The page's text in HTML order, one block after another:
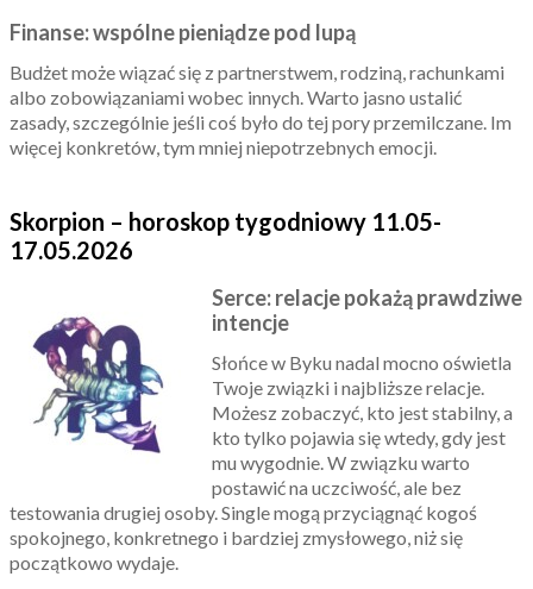
Finanse: wspólne pieniądze pod lupą
Budżet może wiązać się z partnerstwem, rodziną, rachunkami
albo zobowiązaniami wobec innych. Warto jasno ustalić
zasady, szczególnie jeśli coś było do tej pory przemilczane. Im
więcej konkretów, tym mniej niepotrzebnych emocji.
Skorpion – horoskop tygodniowy 11.05-
17.05.2026
Serce: relacje pokażą prawdziwe
intencje
Słońce w Byku nadal mocno oświetla
Twoje związki i najbliższe relacje.
Możesz zobaczyć, kto jest stabilny, a
kto tylko pojawia się wtedy, gdy jest
mu wygodnie. W związku warto
postawić na uczciwość, ale bez
testowania drugiej osoby. Single mogą przyciągnąć kogoś
spokojnego, konkretnego i bardziej zmysłowego, niż się
początkowo wydaje.